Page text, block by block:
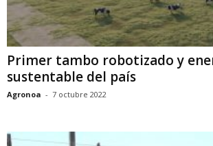
Primer tambo robotizado y
sustentable del país
Agronoa - 7 octubre 2022